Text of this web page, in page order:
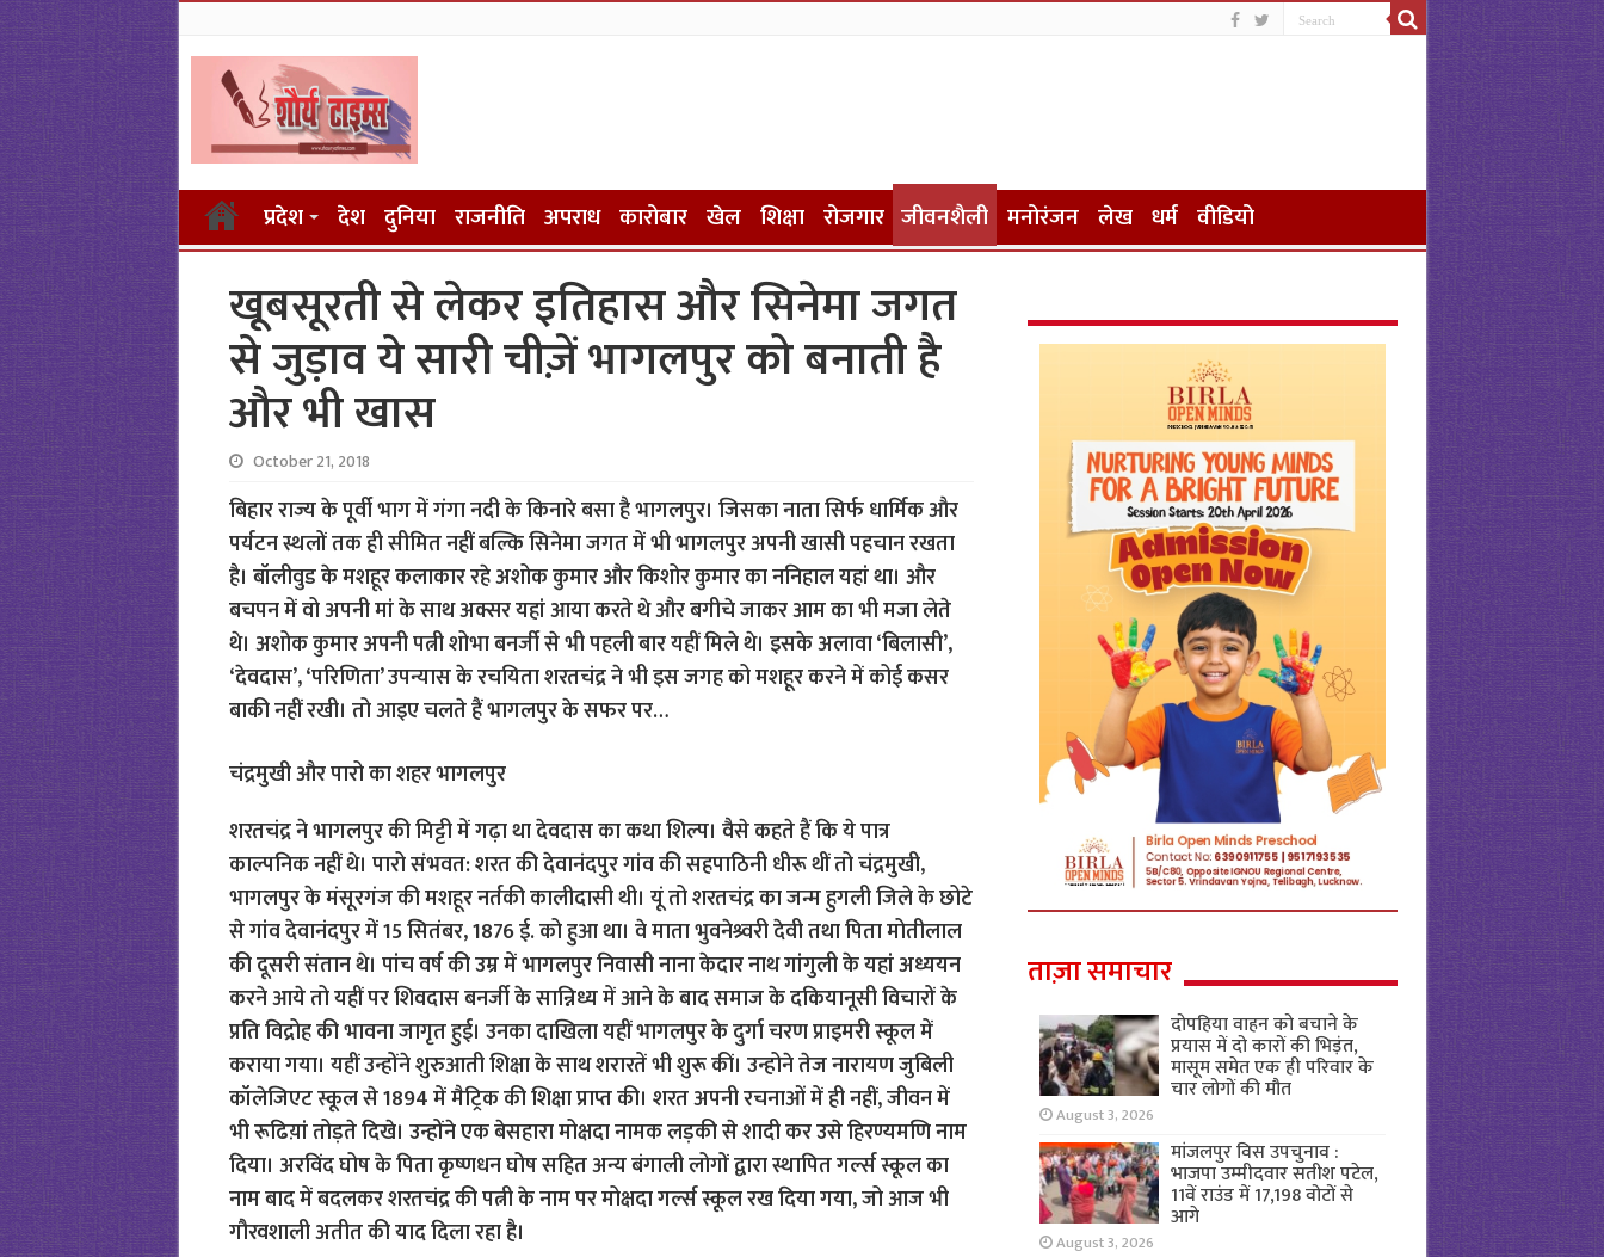
प्रदेश देश दुनिया राजनीति अपराध कारोबार खेल शिक्षा रोजगार जीवनशैली मनोरंजन लेख धर्म वीडियो
खूबसूरती से लेकर इतिहास और सिनेमा जगत
से जुड़ाव ये सारी चीज़ें भागलपुर को बनाती है
और भी खास
October 21, 2018
बिहार राज्य के पूर्वी भाग में गंगा नदी के किनारे बसा है भागलपुर। जिसका नाता सिर्फ धार्मिक और
पर्यटन स्थलों तक ही सीमित नहीं बल्कि सिनेमा जगत में भी भागलपुर अपनी खासी पहचान रखता
है। बॉलीवुड के मशहूर कलाकार रहे अशोक कुमार और किशोर कुमार का ननिहाल यहां था। और
बचपन में वो अपनी मां के साथ अक्सर यहां आया करते थे और बगीचे जाकर आम का भी मजा लेते
थे। अशोक कुमार अपनी पत्नी शोभा बनर्जी से भी पहली बार यहीं मिले थे। इसके अलावा ‘बिलासी’,
‘देवदास’, ‘परिणिता’ उपन्यास के रचयिता शरतचंद्र ने भी इस जगह को मशहूर करने में कोई कसर
बाकी नहीं रखी। तो आइए चलते हैं भागलपुर के सफर पर…
चंद्रमुखी और पारो का शहर भागलपुर
शरतचंद्र ने भागलपुर की मिट्टी में गढ़ा था देवदास का कथा शिल्प। वैसे कहते हैं कि ये पात्र
काल्पनिक नहीं थे। पारो संभवत: शरत की देवानंदपुर गांव की सहपाठिनी धीरू थीं तो चंद्रमुखी,
भागलपुर के मंसूरगंज की मशहूर नर्तकी कालीदासी थी। यूं तो शरतचंद्र का जन्म हुगली जिले के छोटे
से गांव देवानंदपुर में 15 सितंबर, 1876 ई. को हुआ था। वे माता भुवनेश्र्वरी देवी तथा पिता मोतीलाल
की दूसरी संतान थे। पांच वर्ष की उम्र में भागलपुर निवासी नाना केदार नाथ गांगुली के यहां अध्ययन
करने आये तो यहीं पर शिवदास बनर्जी के सान्निध्य में आने के बाद समाज के दकियानूसी विचारों के
प्रति विद्रोह की भावना जागृत हुई। उनका दाखिला यहीं भागलपुर के दुर्गा चरण प्राइमरी स्कूल में
कराया गया। यहीं उन्होंने शुरुआती शिक्षा के साथ शरारतें भी शुरू कीं। उन्होने तेज नारायण जुबिली
कॉलेजिएट स्कूल से 1894 में मैट्रिक की शिक्षा प्राप्त की। शरत अपनी रचनाओं में ही नहीं, जीवन में
भी रूढिय़ां तोड़ते दिखे। उन्होंने एक बेसहारा मोक्षदा नामक लड़की से शादी कर उसे हिरण्यमणि नाम
दिया। अरविंद घोष के पिता कृष्णधन घोष सहित अन्य बंगाली लोगों द्वारा स्थापित ग‌र्ल्स स्कूल का
नाम बाद में बदलकर शरतचंद्र की पत्नी के नाम पर मोक्षदा ग‌र्ल्स स्कूल रख दिया गया, जो आज भी
गौरवशाली अतीत की याद दिला रहा है।
ताज़ा समाचार
दोपहिया वाहन को बचाने के
प्रयास में दो कारों की भिड़ंत,
मासूम समेत एक ही परिवार के
चार लोगों की मौत
August 3, 2026
मांजलपुर विस उपचुनाव :
भाजपा उम्मीदवार सतीश पटेल,
11वें राउंड में 17,198 वोटों से
आगे
August 3, 2026